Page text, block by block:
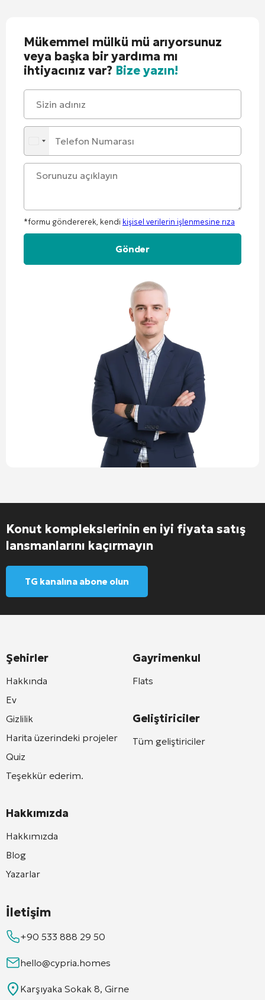
Mükemmel mülkü mü arıyorsunuz
veya başka bir yardıma mı
ihtiyacınız var? Bize yazın!
*formu göndererek, kendi kişisel verilerin işlenmesine rıza
Konut komplekslerinin en iyi fiyata satış
lansmanlarını kaçırmayın
TG kanalına abone olun
Şehirler
Hakkında
Ev
Gizlilik
Harita üzerindeki projeler
Quiz
Teşekkür ederim.
Hakkımızda
Hakkımızda
Blog
Yazarlar
Gayrimenkul
Flats
Geliştiriciler
Tüm geliştiriciler
İletişim
+90 533 888 29 50
hello@cypria.homes
Karşıyaka Sokak 8, Girne